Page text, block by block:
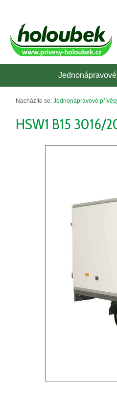
Nacházíte se: Jednonápravové
HSW1 B15 3016/